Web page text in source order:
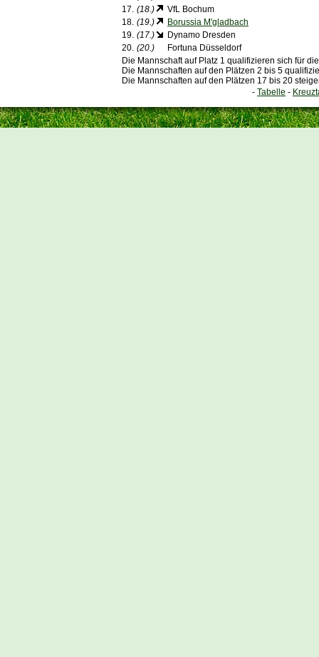
17. (18.)
VfL Bochum
18. (19.)
Borussia M'gladbach
19. (17.)
Dynamo Dresden
20. (20.)
Fortuna Düsseldorf
Die Mannschaft auf Platz 1 qualifizieren sich für
Die Mannschaften auf den Plätzen 2 bis 5
Die Mannschaften auf den Plätzen 17 bis 20
- Tabelle -